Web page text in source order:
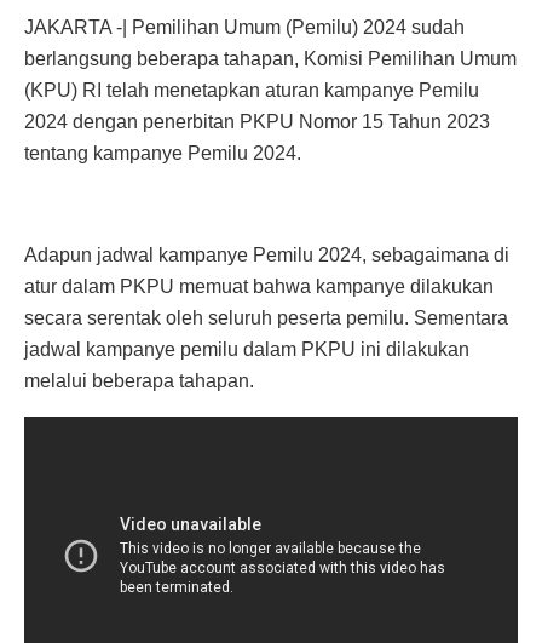
JAKARTA -| Pemilihan Umum (Pemilu) 2024 sudah
berlangsung beberapa tahapan, Komisi Pemilihan Umum
(KPU) RI telah menetapkan aturan kampanye Pemilu
2024 dengan penerbitan PKPU Nomor 15 Tahun 2023
tentang kampanye Pemilu 2024.
Adapun jadwal kampanye Pemilu 2024, sebagaimana di
atur dalam PKPU memuat bahwa kampanye dilakukan
secara serentak oleh seluruh peserta pemilu. Sementara
jadwal kampanye pemilu dalam PKPU ini dilakukan
melalui beberapa tahapan.